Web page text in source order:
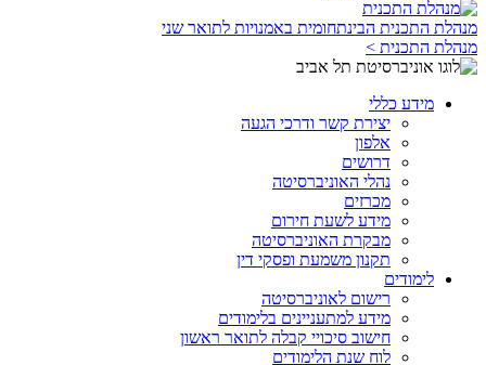
מנהלת התכנית הבינתחומית באמנויות לתואר שני
מנהלת התכנית >
מידע כללי
יצירת קשר ודרכי הגעה
אלפון
דרושים
נהלי האוניברסיטה
מכרזים
מידע לשעת חירום
מבקרת האוניברסיטה
תקנון משמעת ופסקי דין
לימודים
רישום לאוניברסיטה
מידע למתעניינים בלימודים
חישוב סיכויי קבלה לתואר ראשון
לוח שנת הלימודים